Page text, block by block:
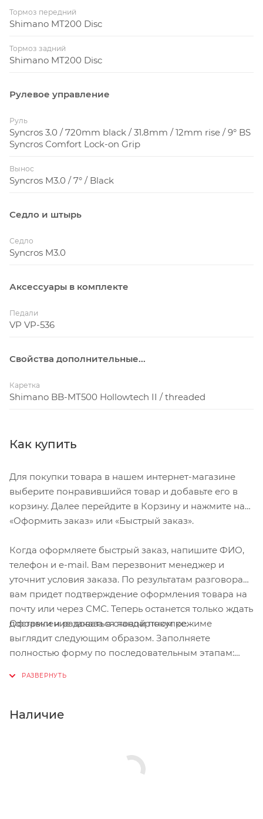
Тормоз передний
Shimano MT200 Disc
Тормоз задний
Shimano MT200 Disc
Рулевое управление
Руль
Syncros 3.0 / 720mm black / 31.8mm / 12mm rise / 9° BS
Syncros Comfort Lock-on Grip
Вынос
Syncros M3.0 / 7° / Black
Седло и штырь
Седло
Syncros M3.0
Аксессуары в комплекте
Педали
VP VP-536
Свойства дополнительные...
Каретка
Shimano BB-MT500 Hollowtech II / threaded
Как купить
Для покупки товара в нашем интернет-магазине
выберите понравившийся товар и добавьте его в
корзину. Далее перейдите в Корзину и нажмите на
«Оформить заказ» или «Быстрый заказ».
Когда оформляете быстрый заказ, напишите ФИО,
телефон и e-mail. Вам перезвонит менеджер и
уточнит условия заказа. По результатам разговора
вам придет подтверждение оформления товара на
почту или через СМС. Теперь останется только ждать
доставки и радоваться новой покупке.
Оформление заказа в стандартном режиме
выглядит следующим образом. Заполняете
полностью форму по последовательным этапам:
Нажмите кнопку «Оформить заказ».
Наличие